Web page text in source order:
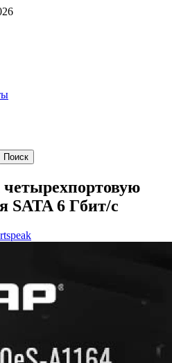
SATA 6 Гбит/с